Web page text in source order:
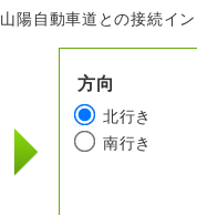
陽自動車道との接続イ
方向
北行き
南行き